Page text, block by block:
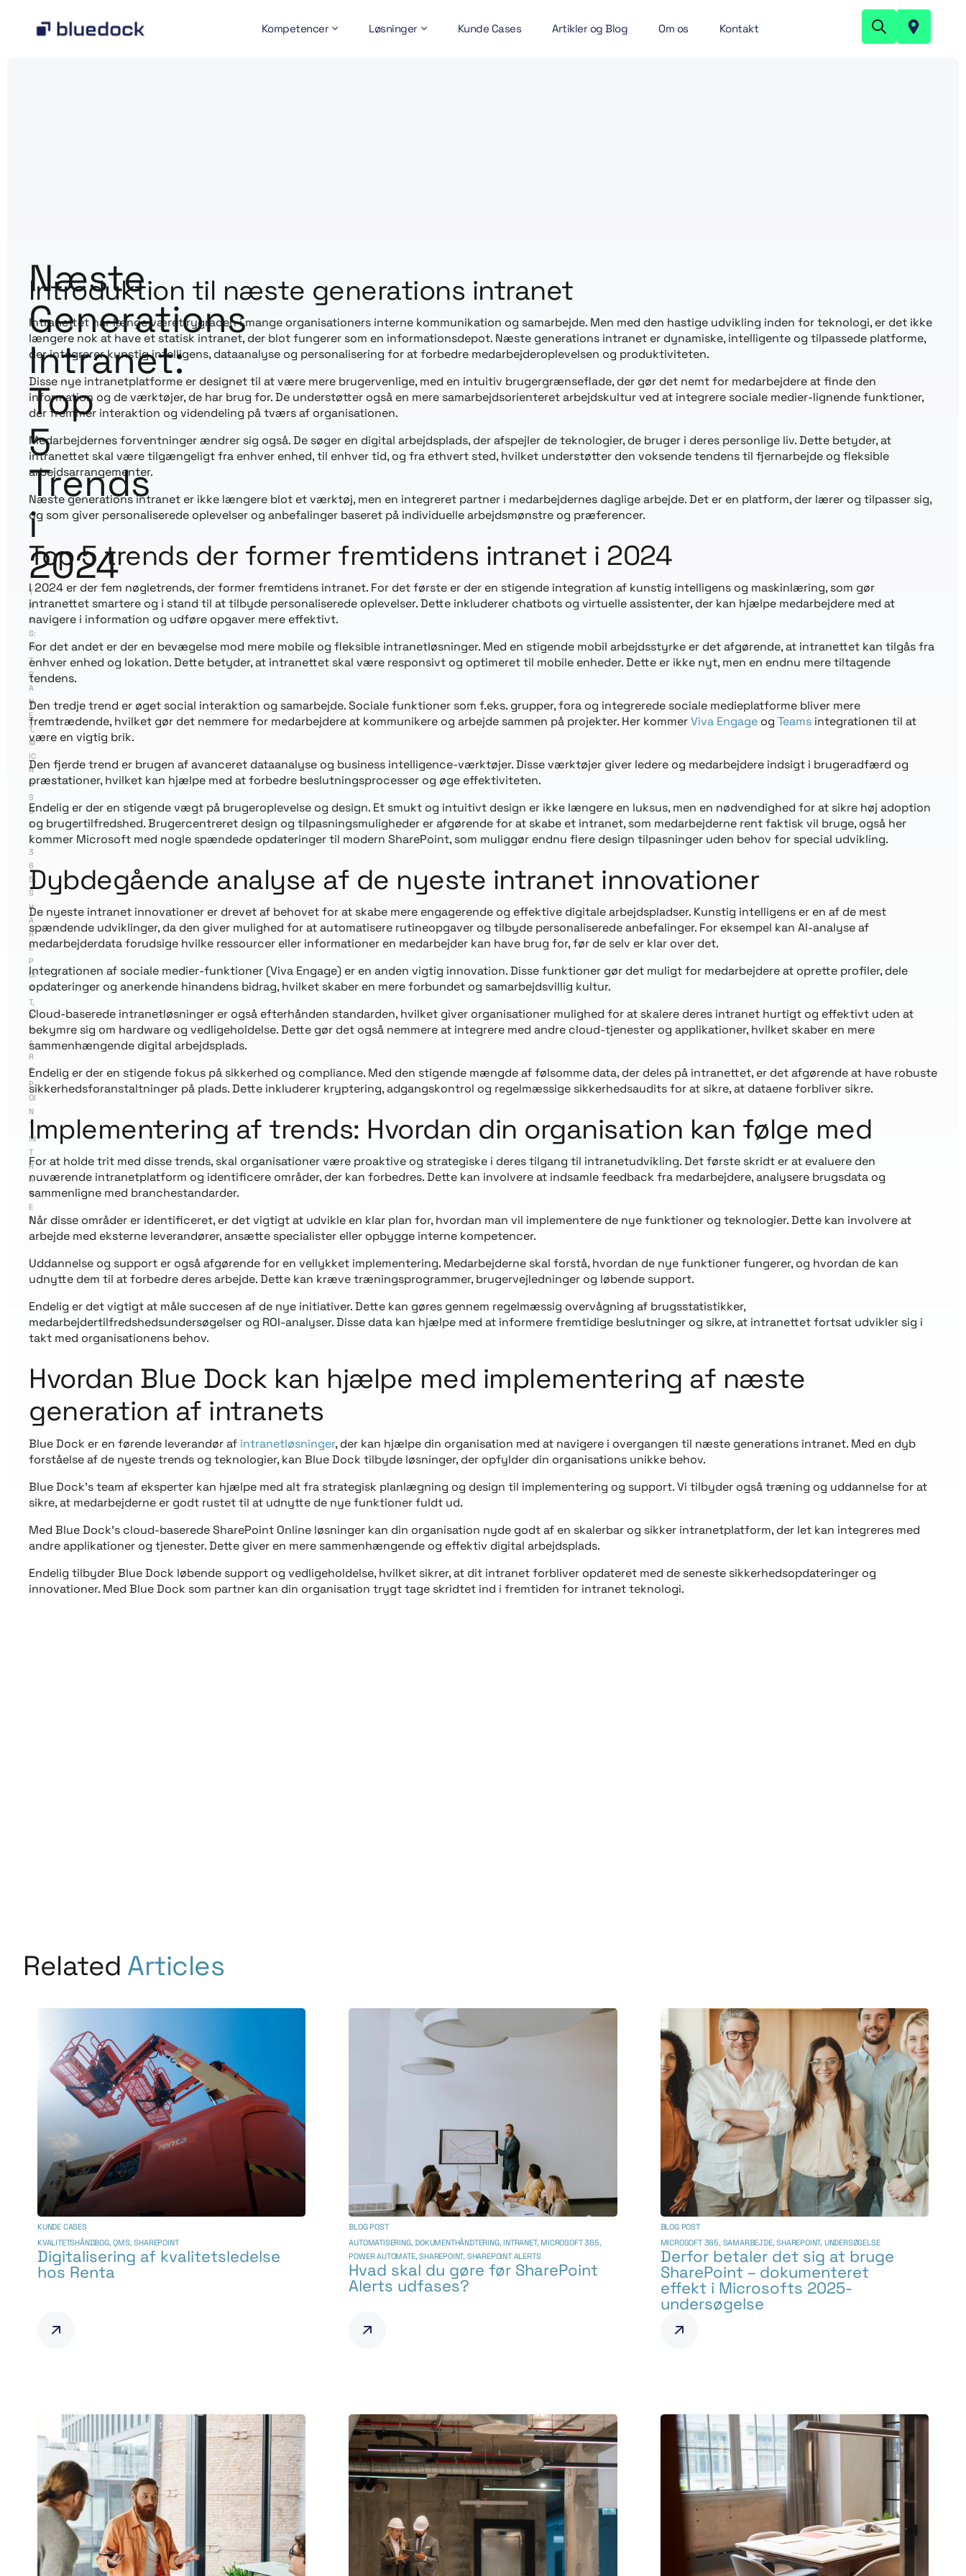
Kompetencer Løsninger Kunde Cases Artikler og Blog Om os Kontakt
Næste
Generations
Intranet:
Top
5
Trends
i
2024
T
A
G
S:
IN
T
R
A
N
E
T,
M
IC
R
O
S
O
F
T
3
6
5
S
H
A
R
E
P
OI
N
T,
S
H
A
R
E
P
OI
N
T
IN
T
R
A
N
E
T
Introduktion til næste generations intranet
Intranettet har længe været rygraden i mange organisationers interne kommunikation og samarbejde. Men med den hastige udvikling inden for teknologi, er det ikke
længere nok at have et statisk intranet, der blot fungerer som en informationsdepot. Næste generations intranet er dynamiske, intelligente og tilpassede platforme,
der integrerer kunstig intelligens, dataanalyse og personalisering for at forbedre medarbejderoplevelsen og produktiviteten.
Disse nye intranetplatforme er designet til at være mere brugervenlige, med en intuitiv brugergrænseflade, der gør det nemt for medarbejdere at finde den
information og de værktøjer, de har brug for. De understøtter også en mere samarbejdsorienteret arbejdskultur ved at integrere sociale medier-lignende funktioner,
der fremmer interaktion og videndeling på tværs af organisationen.
Medarbejdernes forventninger ændrer sig også. De søger en digital arbejdsplads, der afspejler de teknologier, de bruger i deres personlige liv. Dette betyder, at
intranettet skal være tilgængeligt fra enhver enhed, til enhver tid, og fra ethvert sted, hvilket understøtter den voksende tendens til fjernarbejde og fleksible
arbejdsarrangementer.
Næste generations intranet er ikke længere blot et værktøj, men en integreret partner i medarbejdernes daglige arbejde. Det er en platform, der lærer og tilpasser sig,
og som giver personaliserede oplevelser og anbefalinger baseret på individuelle arbejdsmønstre og præferencer.
Top 5 trends der former fremtidens intranet i 2024
I 2024 er der fem nøgletrends, der former fremtidens intranet. For det første er der en stigende integration af kunstig intelligens og maskinlæring, som gør
intranettet smartere og i stand til at tilbyde personaliserede oplevelser. Dette inkluderer chatbots og virtuelle assistenter, der kan hjælpe medarbejdere med at
navigere i information og udføre opgaver mere effektivt.
For det andet er der en bevægelse mod mere mobile og fleksible intranetløsninger. Med en stigende mobil arbejdsstyrke er det afgørende, at intranettet kan tilgås fra
enhver enhed og lokation. Dette betyder, at intranettet skal være responsivt og optimeret til mobile enheder. Dette er ikke nyt, men en endnu mere tiltagende
tendens.
Den tredje trend er øget social interaktion og samarbejde. Sociale funktioner som f.eks. grupper, fora og integrerede sociale medieplatforme bliver mere
fremtrædende, hvilket gør det nemmere for medarbejdere at kommunikere og arbejde sammen på projekter. Her kommerViva Engage og Teams integrationen til at
være en vigtig brik.
Den fjerde trend er brugen af avanceret dataanalyse og business intelligence-værktøjer. Disse værktøjer giver ledere og medarbejdere indsigt i brugeradfærd og
præstationer, hvilket kan hjælpe med at forbedre beslutningsprocesser og øge effektiviteten.
Endelig er der en stigende vægt på brugeroplevelse og design. Et smukt og intuitivt design er ikke længere en luksus, men en nødvendighed for at sikre høj adoption
og brugertilfredshed. Brugercentreret design og tilpasningsmuligheder er afgørende for at skabe et intranet, som medarbejderne rent faktisk vil bruge, også her
kommer Microsoft med nogle spændede opdateringer til modern SharePoint, som muliggør endnu flere design tilpasninger uden behov for special udvikling.
Dybdegående analyse af de nyeste intranet innovationer
De nyeste intranet innovationer er drevet af behovet for at skabe mere engagerende og effektive digitale arbejdspladser. Kunstig intelligens er en af de mest
spændende udviklinger, da den giver mulighed for at automatisere rutineopgaver og tilbyde personaliserede anbefalinger. For eksempel kan AI-analyse af
medarbejderdata forudsige hvilke ressourcer eller informationer en medarbejder kan have brug for, før de selv er klar over det.
Integrationen af sociale medier-funktioner (Viva Engage) er en anden vigtig innovation. Disse funktioner gør det muligt for medarbejdere at oprette profiler, dele
opdateringer og anerkende hinandens bidrag, hvilket skaber en mere forbundet og samarbejdsvillig kultur.
Cloud-baserede intranetløsninger er også efterhånden standarden, hvilket giver organisationer mulighed for at skalere deres intranet hurtigt og effektivt uden at
bekymre sig om hardware og vedligeholdelse. Dette gør det også nemmere at integrere med andre cloud-tjenester og applikationer, hvilket skaber en mere
sammenhængende digital arbejdsplads.
Endelig er der en stigende fokus på sikkerhed og compliance. Med den stigende mængde af følsomme data, der deles på intranettet, er det afgørende at have robuste
sikkerhedsforanstaltninger på plads. Dette inkluderer kryptering, adgangskontrol og regelmæssige sikkerhedsaudits for at sikre, at dataene forbliver sikre.
Implementering af trends: Hvordan din organisation kan følge med
For at holde trit med disse trends, skal organisationer være proaktive og strategiske i deres tilgang til intranetudvikling. Det første skridt er at evaluere den
nuværende intranetplatform og identificere områder, der kan forbedres. Dette kan involvere at indsamle feedback fra medarbejdere, analysere brugsdata og
sammenligne med branchestandarder.
Når disse områder er identificeret, er det vigtigt at udvikle en klar plan for, hvordan man vil implementere de nye funktioner og teknologier. Dette kan involvere at
arbejde med eksterne leverandører, ansætte specialister eller opbygge interne kompetencer.
Uddannelse og support er også afgørende for en vellykket implementering. Medarbejderne skal forstå, hvordan de nye funktioner fungerer, og hvordan de kan
udnytte dem til at forbedre deres arbejde. Dette kan kræve træningsprogrammer, brugervejledninger og løbende support.
Endelig er det vigtigt at måle succesen af de nye initiativer. Dette kan gøres gennem regelmæssig overvågning af brugsstatistikker,
medarbejdertilfredshedsundersøgelser og ROI-analyser. Disse data kan hjælpe med at informere fremtidige beslutninger og sikre, at intranettet fortsat udvikler sig i
takt med organisationens behov.
Hvordan Blue Dock kan hjælpe med implementering af næste
generation af intranets
Blue Dock er en førende leverandør af intranetløsninger, der kan hjælpe din organisation med at navigere i overgangen til næste generations intranet. Med en dyb
forståelse af de nyeste trends og teknologier, kan Blue Dock tilbyde løsninger, der opfylder din organisations unikke behov.
Blue Dock’s team af eksperter kan hjælpe med alt fra strategisk planlægning og design til implementering og support. Vi tilbyder også træning og uddannelse for at
sikre, at medarbejderne er godt rustet til at udnytte de nye funktioner fuldt ud.
Med Blue Dock’s cloud-baserede SharePoint Online løsninger kan din organisation nyde godt af en skalerbar og sikker intranetplatform, der let kan integreres med
andre applikationer og tjenester. Dette giver en mere sammenhængende og effektiv digital arbejdsplads.
Endelig tilbyder Blue Dock løbende support og vedligeholdelse, hvilket sikrer, at dit intranet forbliver opdateret med de seneste sikkerhedsopdateringer og
innovationer. Med Blue Dock som partner kan din organisation trygt tage skridtet ind i fremtiden for intranet teknologi.
Related Articles
KUNDE CASES
KVALITETSHÅNDBOG,QMS,SHAREPOINT
Digitalisering af kvalitetsledelse
hos Renta
BLOG POST
AUTOMATISERING,DOKUMENTHÅNDTERING,INTRANET,MICROSOFT 365,
POWER AUTOMATE,SHAREPOINT, SHAREPOINT ALERTS
Hvad skal du gøre før SharePoint
Alerts udfases?
BLOG POST
MICROSOFT 365, SAMARBEJDE,SHAREPOINT, UNDERSØGELSE
Derfor betaler det sig at bruge
SharePoint – dokumenteret
effekt i Microsofts 2025-
undersøgelse